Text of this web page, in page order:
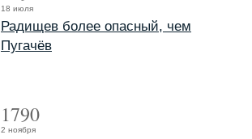
18 июля
Радищев более опасный, чем
Пугачёв
1790
2 ноября